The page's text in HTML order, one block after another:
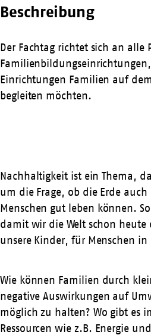
Beschreibung
Der Fachtag richtet sich an alle
Einrichtungen Familien auf
begleiten möchten.
Nachhaltigkeit ist ein Thema,
um die Frage, ob die Erde
Menschen gut leben können.
damit wir die Welt schon heute
unsere Kinder, für Menschen in
Wie können Familien durch
negative Auswirkungen auf
möglich zu halten? Wo gibt es
Ressourcen wie z.B. Energie